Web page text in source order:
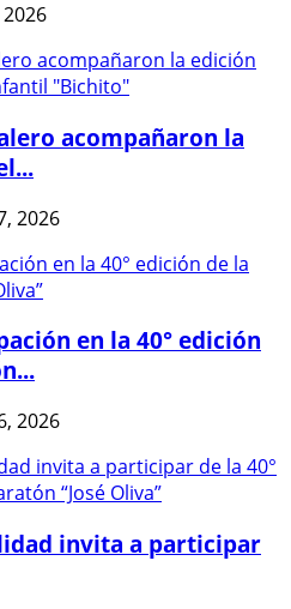
acompañaron la
2026
en la 40° edición
2026
invita a participar